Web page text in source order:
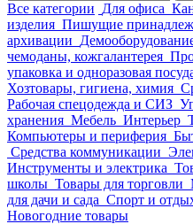
Все категории Для офиса
изделия Пишущие
архивации
чемоданы, кожгалантерея
упаковка и одноразовая
Хозтовары, гигиена, химия
Рабочая спецодежда и СИЗ
хранения Мебель Интерьер
Компьютеры и периферия
Средства коммуникации
Инструменты и электрика
школы Товары для торговли
для дачи и сада Спорт и
Новогодние товары